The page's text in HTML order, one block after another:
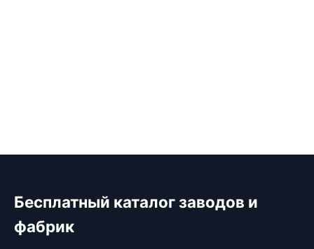
Бесплатный каталог заводов и
фабрик